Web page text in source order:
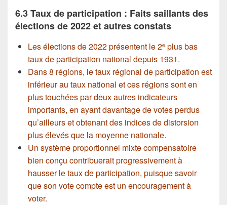
6.3 Taux de participation : Faits saillants des
élections de 2022 et autres constats
Les élections de 2022 présentent le 2e plus bas
taux de participation national depuis 1931.
Dans 8 régions, le taux régional de participation est
inférieur au taux national et ces régions sont en
plus touchées par deux autres indicateurs
importants, en ayant davantage de votes perdus
qu’ailleurs et obtenant des indices de distorsion
plus élevés que la moyenne nationale.
Un système proportionnel mixte compensatoire
bien conçu contribuerait progressivement à
hausser le taux de participation, puisque savoir
que son vote compte est un encouragement à
voter.